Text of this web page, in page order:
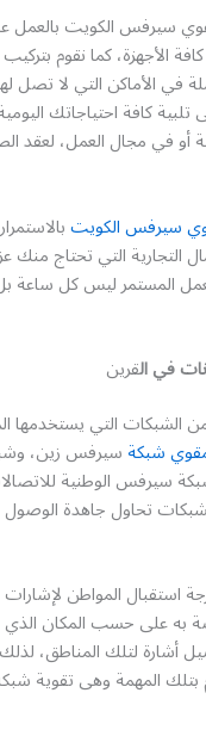
سيرفس الكويت بالعمل
الأجهزة، كما نقوم
في الأماكن التي لا تصل
تلبية كافة احتياجاتك
أو في مجال العمل، لعقد
سيرفس الكويت
التجارية التي تحتاج منك
المستمر ليس كل ساعة
في القرين
الشبكات التي يستخدمها
شبكةسيرفس زين،
سيرفس الوطنية
تحاول جاهدة الوصول
استقبال المواطن
به على حسب المكان الذي
أشارة لتلك المناطق،
المهمة وهى تقوية